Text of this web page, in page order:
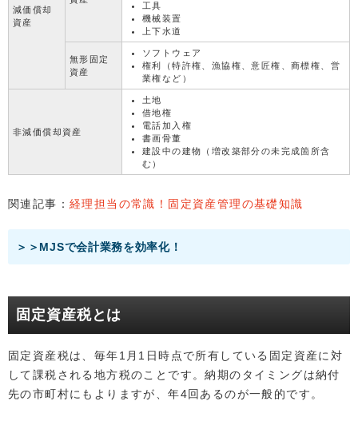
減価償却
資産
工具
機械装置
上下水道
無形固定
資産
ソフトウェア
権利（特許権、漁協権、意匠権、商標権、営
業権など）
非減価償却資産
土地
借地権
電話加入権
書画骨董
建設中の建物（増改築部分の未完成箇所含
む）
関連記事： 経理担当の常識！固定資産管理の基礎知識
＞＞MJSで会計業務を効率化！
固定資産税とは
固定資産税は、毎年1月1日時点で所有している固定資産に対
して課税される地方税のことです。納期のタイミングは納付
先の市町村にもよりますが、年4回あるのが一般的です。